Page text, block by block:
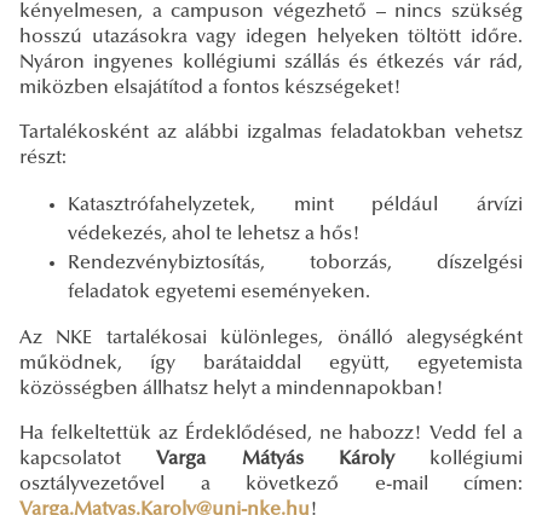
kényelmesen, a campuson végezhető – nincs szükség
hosszú utazásokra vagy idegen helyeken töltött időre.
Nyáron ingyenes kollégiumi szállás és étkezés vár rád,
miközben elsajátítod a fontos készségeket!
Tartalékosként az alábbi izgalmas feladatokban vehetsz
részt:
Katasztrófahelyzetek, mint például árvízi
védekezés, ahol te lehetsz a hős!
Rendezvénybiztosítás, toborzás, díszelgési
feladatok egyetemi eseményeken.
Az NKE tartalékosai különleges, önálló alegységként
működnek, így barátaiddal együtt, egyetemista
közösségben állhatsz helyt a mindennapokban!
Ha felkeltettük az Érdeklődésed, ne habozz! Vedd fel a
kapcsolatot Varga Mátyás Károlykollégiumi
osztályvezetővel a következő e-mail címen:
Varga.Matyas.Karoly@uni-nke.hu!